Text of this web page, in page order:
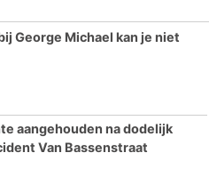
George Michael kan je niet
aangehouden na dodelijk
Van Bassenstraat